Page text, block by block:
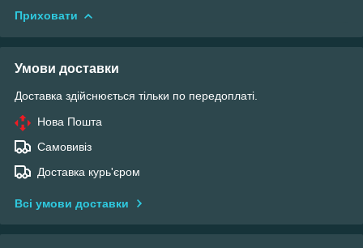
Приховати
Умови доставки
Доставка здійснюється тільки по передоплаті.
Нова Пошта
Самовивіз
Доставка курь'єром
Всі умови доставки